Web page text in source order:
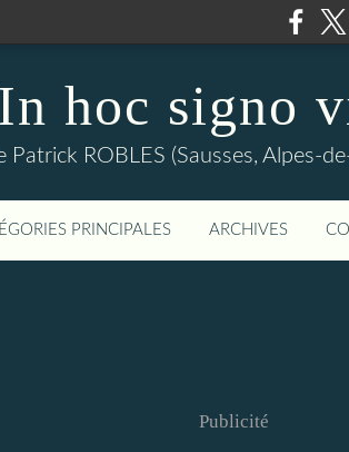
hoc signo
Patrick ROBLES (Sausses, Alpes-
PRINCIPALES ARCHIVES
Publicité